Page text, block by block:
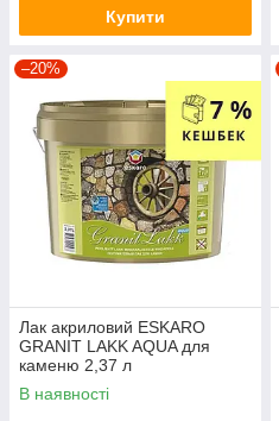
Купити
–20%
Лак акриловий ESKARO
GRANIT LAKK AQUA для
каменю 2,37 л
В наявності